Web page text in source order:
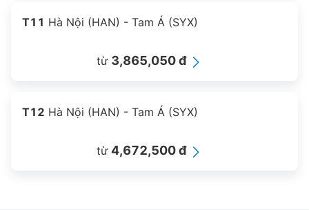
T11 Hà Nội (HAN) - Tam Á (SYX)
từ 3,865,050 đ
T12 Hà Nội (HAN) - Tam Á (SYX)
từ 4,672,500 đ